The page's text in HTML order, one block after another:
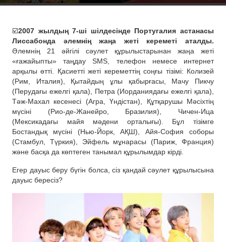
☑️2007 жылдың 7-ші шілдесінде Португалия астанасы
Лиссабонда әлемнің жаңа жеті кереметі аталды.
Әлемнің 21 әйгілі сәулет құрылыстарынан жаңа жеті
«ғажайыпты» таңдау SMS, телефон немесе интернет
арқылы өтті. Қасиетті жеті кереметтің соңғы тізімі: Колизей
(Рим, Италия), Қытайдың ұлы қабырғасы, Мачу Пикчу
(Перудағы ежелгі қала), Петра (Иорданиядағы ежелгі қала),
Тәж-Махал кесенесі (Агра, Үндістан), Құтқарушы Мәсіхтің
мүсіні (Рио-де-Жанейро, Бразилия), Чичен-Ица
(Мексикадағы майя мәдени орталығы). Бұл тізімге
Бостандық мүсіні (Нью-Йорк, АҚШ), Айя-София соборы
(Стамбул, Түркия), Эйфель мұнарасы (Париж, Франция)
және басқа да көптеген танымал құрылымдар кірді.
Егер дауыс беру бүгін болса, сіз қандай сәулет құрылысына
дауыс бересіз?